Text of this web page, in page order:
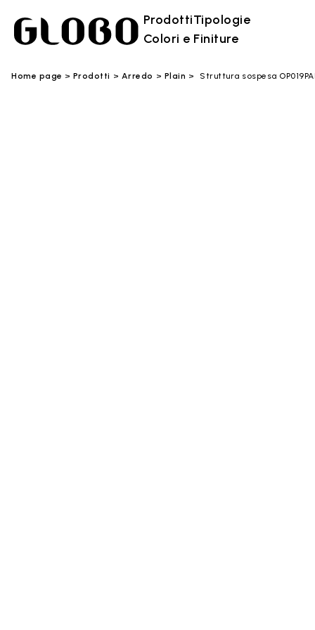
ProdottiTipologie
Colori e Finiture
Home page Prodotti Arredo Plain Struttura sospesa